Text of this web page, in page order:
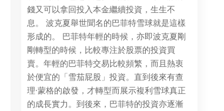
錢又可以拿回投入本金繼續投資，生生不
息。 波克夏舉世聞名的巴菲特雪球就是這樣
形成的。 巴菲特年輕的時候，亦即波克夏剛
剛轉型的時候，比較專注於股票的投資買
賣。年輕的巴菲特交易比較頻繁，而且熱衷
於便宜的「雪茄屁股」投資。直到後來有查
理·蒙格的啟發，才轉型而展示複利雪球真正
的成長實力。到後來，巴菲特的投資亦逐漸